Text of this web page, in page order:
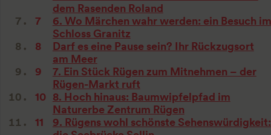
dem Rasenden Roland
6. Wo Märchen wahr werden: ein Besuch im
Schloss Granitz
Darf es eine Pause sein? Ihr Rückzugsort
am Meer
7. Ein Stück Rügen zum Mitnehmen – der
Rügen-Markt ruft
8. Hoch hinaus: Baumwipfelpfad im
Naturerbe Zentrum Rügen
9. Rügens wohl schönste Sehenswürdigkeit: